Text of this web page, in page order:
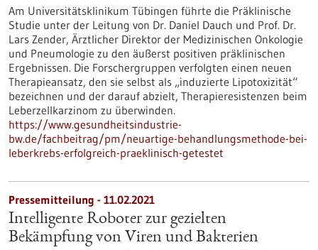
Am Universitätsklinikum Tübingen führte die Präklinische
Studie unter der Leitung von Dr. Daniel Dauch und Prof. Dr.
Lars Zender, Ärztlicher Direktor der Medizinischen Onkologie
und Pneumologie zu den äußerst positiven präklinischen
Ergebnissen. Die Forschergruppen verfolgten einen neuen
Therapieansatz, den sie selbst als „induzierte Lipotoxizität“
bezeichnen und der darauf abzielt, Therapieresistenzen beim
Leberzellkarzinom zu überwinden.
https://www.gesundheitsindustrie-
bw.de/fachbeitrag/pm/neuartige-behandlungsmethode-bei-
leberkrebs-erfolgreich-praeklinisch-getestet
Pressemitteilung - 11.02.2021
Intelligente Roboter zur gezielten
Bekämpfung von Viren und Bakterien